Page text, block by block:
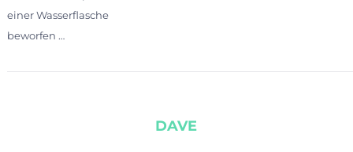
einer Wasserflasche
beworfen …
DAVE